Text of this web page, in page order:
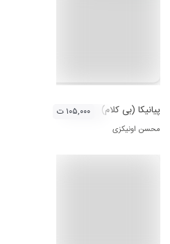
پیانیکا (بی کلام)
محسن اونیکزی
۱۰۵,۰۰۰ ت